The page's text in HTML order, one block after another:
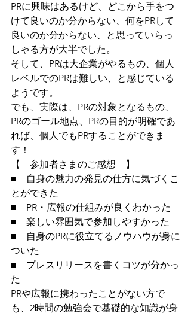
PRに興味はあるけど、どこから手をつ
けて良いのか分からない、何をPRして
良いのか分からない、と思っていらっ
しゃる方が大半でした。
そして、PRは大企業がやるもの、個人
レベルでのPRは難しい、と感じている
ようです。
でも、実際は、PRの対象となるもの、
PRのゴール地点、PRの目的が明確であ
れば、個人でもPRすることができま
す！
【　参加者さまのご感想　】
■　自身の魅力の発見の仕方に気づくこ
とができた
■　PR・広報の仕組みが良くわかった
■　楽しい雰囲気で参加しやすかった
■　自身のPRに役立てるノウハウが身に
ついた
■　プレスリリースを書くコツが分かっ
た
PRや広報に携わったことがない方で
も、2時間の勉強会で基礎的な知識が身